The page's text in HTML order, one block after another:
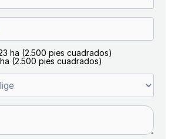
ha (2.500 pies cuadrados)
(2.500 pies cuadrados)